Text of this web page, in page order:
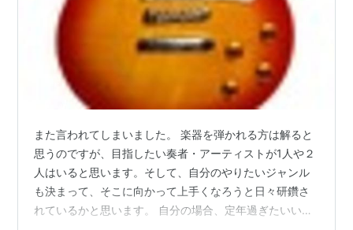
また言われてしまいました。 楽器を弾かれる方は解ると
思うのですが、目指したい奏者・アーティストが1人や２
人はいると思います。そして、自分のやりたいジャンル
も決まって、そこに向かって上手くなろうと日々研鑽さ
れているかと思います。 自分の場合、定年過ぎたいい歳